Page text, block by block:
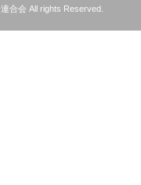
合会 All rights Reserved.